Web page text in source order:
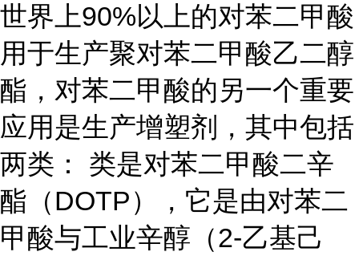
世界上90%以上的对苯二甲酸
用于生产聚对苯二甲酸乙二醇
酯，对苯二甲酸的另一个重要
应用是生产增塑剂，其中包括
两类： 类是对苯二甲酸二辛
酯（DOTP），它是由对苯二
甲酸与工业辛醇（2-乙基己